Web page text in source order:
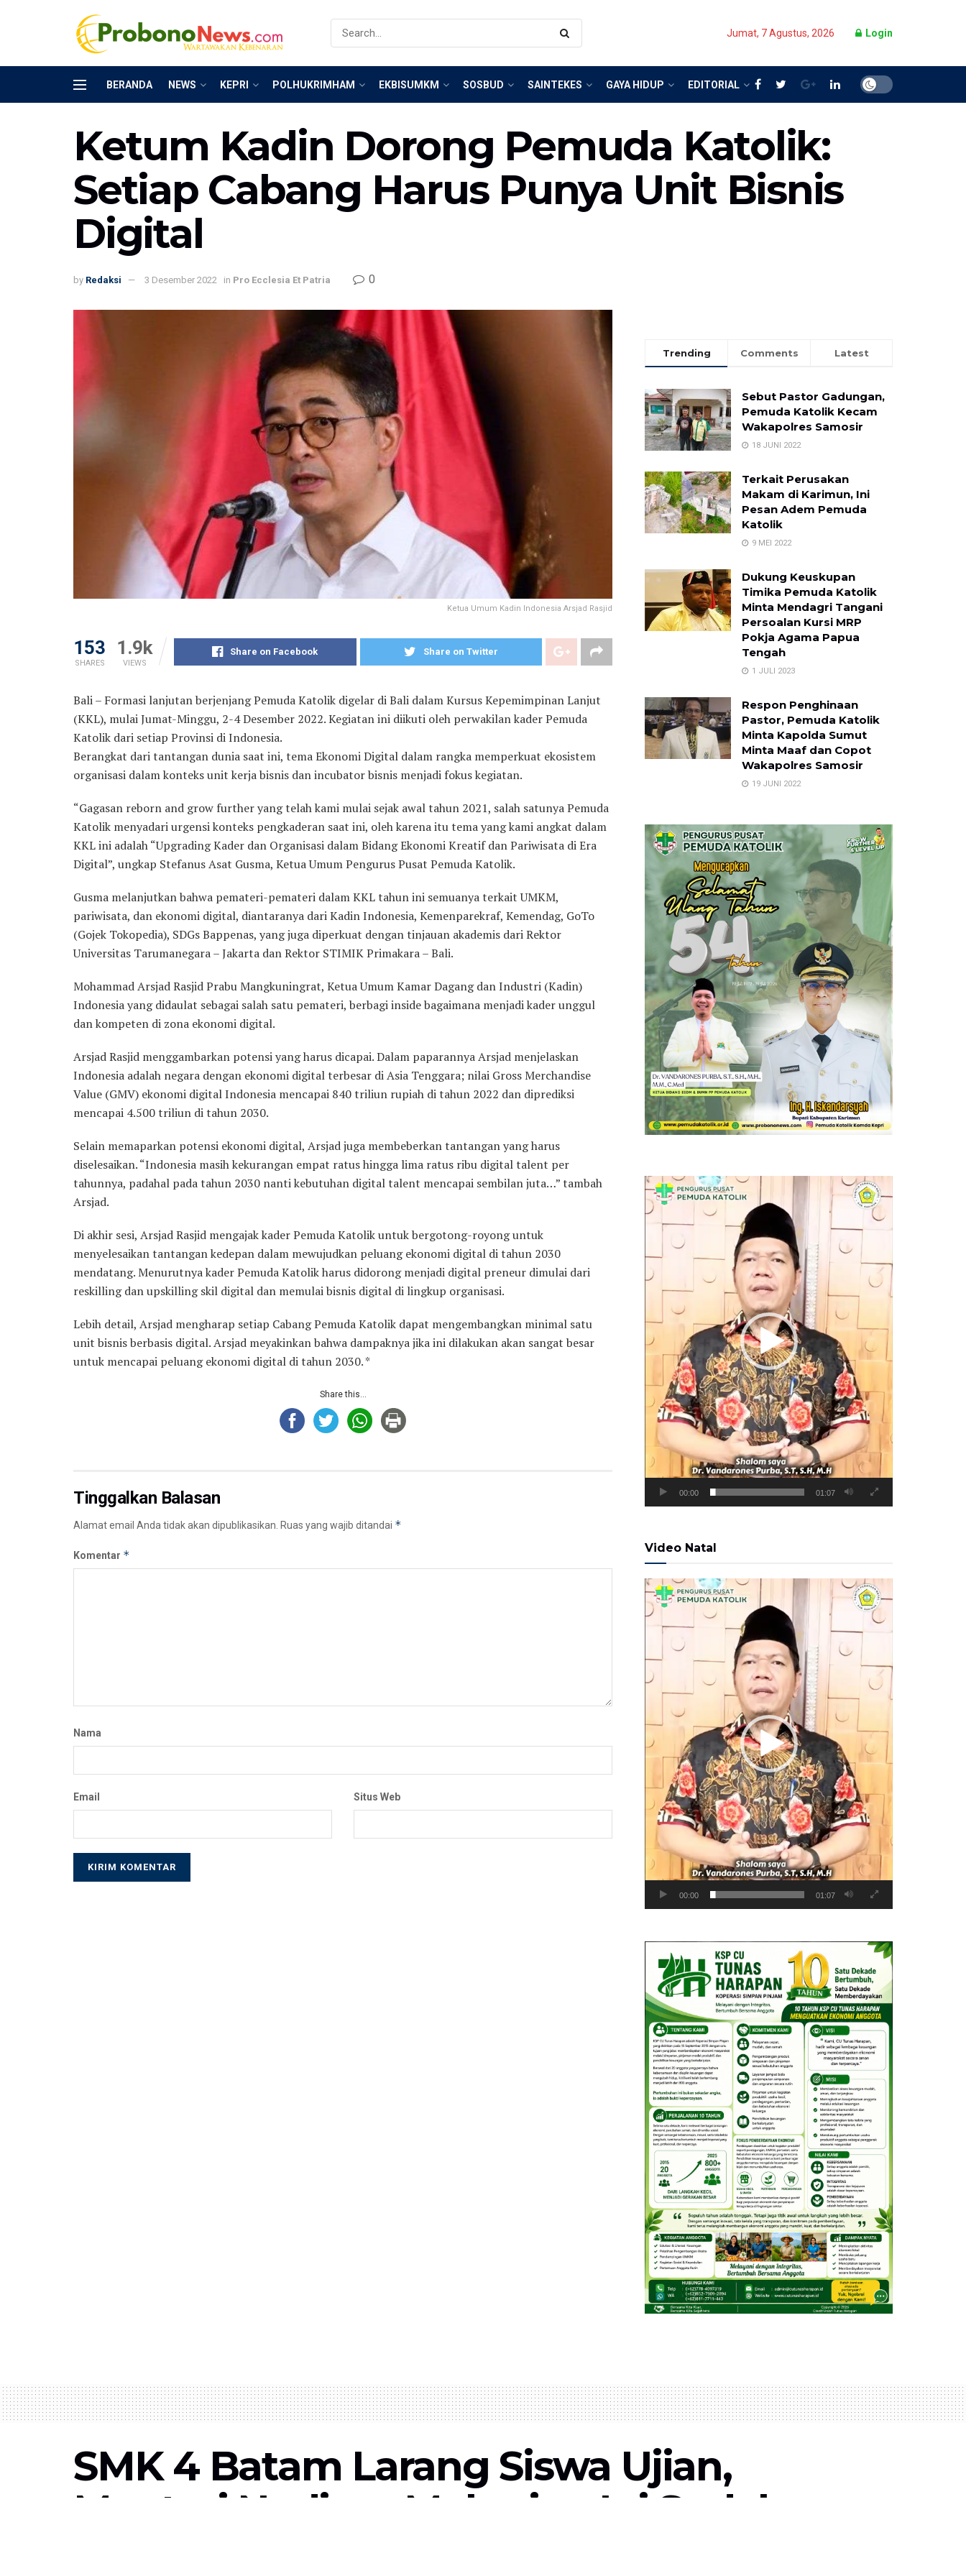
Jumat, 7 Agustus, 2026 Login
BERANDA NEWS KEPRI POLHUKRIMHAM EKBISUMKM SOSBUD SAINTEKES GAYA HIDUP EDITORIAL
Ketum Kadin Dorong Pemuda Katolik:
Setiap Cabang Harus Punya Unit Bisnis
Digital
by Redaksi 3 Desember 2022 in Pro Ecclesia Et Patria 0
Ketua Umum Kadin Indonesia Arsjad Rasjid
153
SHARES
1.9k
VIEWS
Share on Facebook Share on Twitter
Bali – Formasi lanjutan berjenjang Pemuda Katolik digelar di Bali dalam Kursus Kepemimpinan Lanjut
(KKL), mulai Jumat-Minggu, 2-4 Desember 2022. Kegiatan ini diikuti oleh perwakilan kader Pemuda
Katolik dari setiap Provinsi di Indonesia.
Berangkat dari tantangan dunia saat ini, tema Ekonomi Digital dalam rangka memperkuat ekosistem
organisasi dalam konteks unit kerja bisnis dan incubator bisnis menjadi fokus kegiatan.
“Gagasan reborn and grow further yang telah kami mulai sejak awal tahun 2021, salah satunya Pemuda
Katolik menyadari urgensi konteks pengkaderan saat ini, oleh karena itu tema yang kami angkat dalam
KKL ini adalah “Upgrading Kader dan Organisasi dalam Bidang Ekonomi Kreatif dan Pariwisata di Era
Digital”, ungkap Stefanus Asat Gusma, Ketua Umum Pengurus Pusat Pemuda Katolik.
Gusma melanjutkan bahwa pemateri-pemateri dalam KKL tahun ini semuanya terkait UMKM,
pariwisata, dan ekonomi digital, diantaranya dari Kadin Indonesia, Kemenparekraf, Kemendag, GoTo
(Gojek Tokopedia), SDGs Bappenas, yang juga diperkuat dengan tinjauan akademis dari Rektor
Universitas Tarumanegara – Jakarta dan Rektor STIMIK Primakara – Bali.
Mohammad Arsjad Rasjid Prabu Mangkuningrat, Ketua Umum Kamar Dagang dan Industri (Kadin)
Indonesia yang didaulat sebagai salah satu pemateri, berbagi inside bagaimana menjadi kader unggul
dan kompeten di zona ekonomi digital.
Arsjad Rasjid menggambarkan potensi yang harus dicapai. Dalam paparannya Arsjad menjelaskan
Indonesia adalah negara dengan ekonomi digital terbesar di Asia Tenggara; nilai Gross Merchandise
Value (GMV) ekonomi digital Indonesia mencapai 840 triliun rupiah di tahun 2022 dan diprediksi
mencapai 4.500 triliun di tahun 2030.
Selain memaparkan potensi ekonomi digital, Arsjad juga membeberkan tantangan yang harus
diselesaikan. “Indonesia masih kekurangan empat ratus hingga lima ratus ribu digital talent per
tahunnya, padahal pada tahun 2030 nanti kebutuhan digital talent mencapai sembilan juta…” tambah
Arsjad.
Di akhir sesi, Arsjad Rasjid mengajak kader Pemuda Katolik untuk bergotong-royong untuk
menyelesaikan tantangan kedepan dalam mewujudkan peluang ekonomi digital di tahun 2030
mendatang. Menurutnya kader Pemuda Katolik harus didorong menjadi digital preneur dimulai dari
reskilling dan upskilling skil digital dan memulai bisnis digital di lingkup organisasi.
Lebih detail, Arsjad mengharap setiap Cabang Pemuda Katolik dapat mengembangkan minimal satu
unit bisnis berbasis digital. Arsjad meyakinkan bahwa dampaknya jika ini dilakukan akan sangat besar
untuk mencapai peluang ekonomi digital di tahun 2030. *
Share this...
Tinggalkan Balasan
Alamat email Anda tidak akan dipublikasikan. Ruas yang wajib ditandai *
Komentar *
Nama
Email Situs Web
Trending Comments Latest
Sebut Pastor Gadungan,
Pemuda Katolik Kecam
Wakapolres Samosir
18 JUNI 2022
Terkait Perusakan
Makam di Karimun, Ini
Pesan Adem Pemuda
Katolik
9 MEI 2022
Dukung Keuskupan
Timika Pemuda Katolik
Minta Mendagri Tangani
Persoalan Kursi MRP
Pokja Agama Papua
Tengah
1 JULI 2023
Respon Penghinaan
Pastor, Pemuda Katolik
Minta Kapolda Sumut
Minta Maaf dan Copot
Wakapolres Samosir
19 JUNI 2022
Pemutar
Video
00:00 01:07
Video Natal
Pemutar
Video
00:00 01:07
SMK 4 Batam Larang Siswa Ujian,
Menteri Nadiem Makarim: Ini Sudah